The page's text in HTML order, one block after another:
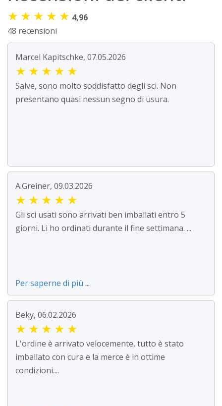
★ ★ ★ ★ ★ 4,96
48 recensioni
Marcel Kapitschke, 07.05.2026
★ ★ ★ ★ ★
Salve, sono molto soddisfatto degli sci. Non
presentano quasi nessun segno di usura.
A.Greiner, 09.03.2026
★ ★ ★ ★ ★
Gli sci usati sono arrivati ben imballati entro 5
giorni. Li ho ordinati durante il fine settimana. ...
Per saperne di più ...
Beky, 06.02.2026
★ ★ ★ ★ ★
L'ordine è arrivato velocemente, tutto è stato
imballato con cura e la merce è in ottime
condizioni....